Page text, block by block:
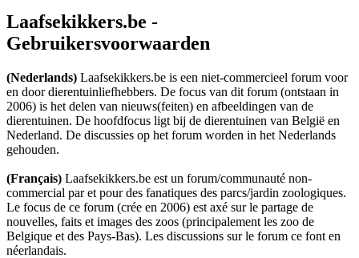
Laafsekikkers.be -
Gebruikersvoorwaarden
(Nederlands) Laafsekikkers.be is een niet-commercieel forum voor
en door dierentuinliefhebbers. De focus van dit forum (ontstaan in
2006) is het delen van nieuws(feiten) en afbeeldingen van de
dierentuinen. De hoofdfocus ligt bij de dierentuinen van België en
Nederland. De discussies op het forum worden in het Nederlands
gehouden.
(Français) Laafsekikkers.be est un forum/communauté non-
commercial par et pour des fanatiques des parcs/jardin zoologiques.
Le focus de ce forum (crée en 2006) est axé sur le partage de
nouvelles, faits et images des zoos (principalement les zoo de
Belgique et des Pays-Bas). Les discussions sur le forum ce font en
néerlandais.